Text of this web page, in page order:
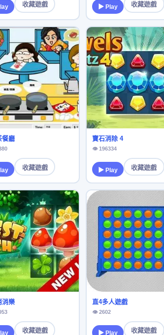
收藏遊戲 ▶ Play 收藏遊戲
餐廳
收藏遊戲
寶石消除 4
👁 196334
▶ Play 收藏遊戲
消樂
收藏遊戲
直4多人遊戲
👁 2602
▶ Play 收藏遊戲